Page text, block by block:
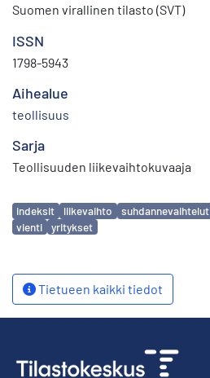
Suomen virallinen tilasto (SVT)
ISSN
1798-5943
Aihealue
teollisuus
Sarja
Teollisuuden liikevaihtokuvaaja
Avainsanat
indeksit liikevaihto suhdannevaihtelut
vienti
yritykset
Tietueen kaikki tiedot